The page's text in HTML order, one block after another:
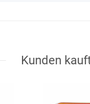
Kunden